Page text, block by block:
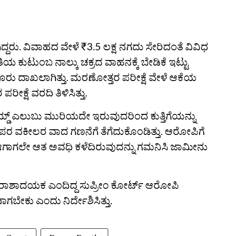
ವಿವಾಹದ ವೇಳೆ ₹3.5 ಲಕ್ಷ ನಗದು ಸೇರಿದಂತೆ ವಿವಿಧ
ನಾಲ್ಕು ಚಕ್ರದ ವಾಹನಕ್ಕೆ ಬೇಡಿಕೆ ಇಟ್ಟು
ದಾಖಲಾಗಿತ್ತು. ಮರಣೋತ್ತರ ಪರೀಕ್ಷೆ ವೇಳೆ ಆಕೆಯ
ವರದಿ ತಿಳಿಸಿತ್ತು.
ಎಲುಬು ಮುರಿಯದೇ ಇರುವುದರಿಂದ ಕುತ್ತಿಗೆಯನ್ನು
ವಕೀಲರ ವಾದ ಗಣನೆಗೆ ತೆಗೆದುಕೊಂಡಿತ್ತು. ಆರೋಪಿಗೆ
ಆತ ಅವಧಿ ಕಳೆದಿರುವುದನ್ನು ಗಮನಿಸಿ ಜಾಮೀನು
ಎಂದಿದ್ದ ಸುಪ್ರೀಂ ಕೋರ್ಟ್‌ ಆರೋಪಿ
ಎಂದು ನಿರ್ದೇಶಿಸಿತ್ತು.